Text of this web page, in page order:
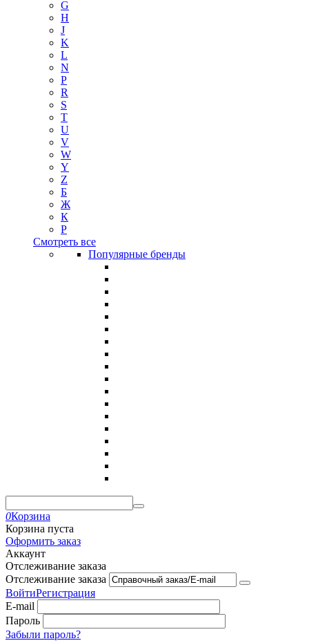
G
H
J
K
L
N
P
R
S
T
U
V
W
Y
Z
Б
Ж
К
Р
Смотреть все
Популярные бренды
0Корзина
Корзина пуста
Оформить заказ
Аккаунт
Отслеживание заказа
Отслеживание заказа
ВойтиРегистрация
E-mail
Пароль
Забыли пароль?